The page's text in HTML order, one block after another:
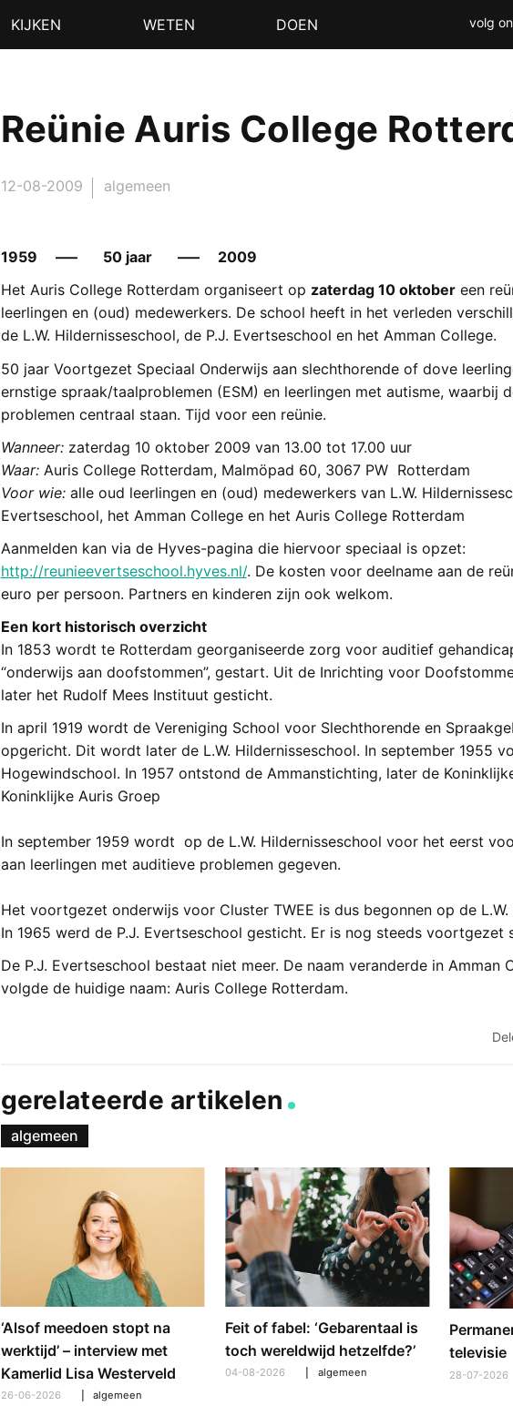
KIJKEN WETEN DOEN
volg
Reünie Auris College
12-08-2009 algemeen
1959 —– 50 jaar —– 2009
Het Auris College Rotterdam organiseert op zaterdag 10 oktobereen
leerlingen en (oud) medewerkers. De school heeft in het verleden
de L.W. Hildernisseschool, de P.J. Evertseschool en het Amman College.
50 jaar Voortgezet Speciaal Onderwijs aan slechthorende of dove
ernstige spraak/taalproblemen (ESM) en leerlingen met autisme, waarbij
problemen centraal staan. Tijd voor een reünie.
Wanneer:zaterdag 10 oktober 2009 van 13.00 tot 17.00 uur
Waar:Auris College Rotterdam, Malmöpad 60, 3067 PW Rotterdam
Voor wie:alle oud leerlingen en (oud) medewerkers van L.W.
Evertseschool, het Amman College en het Auris College Rotterdam
Aanmelden kan via de Hyves-pagina die hiervoor speciaal is opzet:
http://reunieevertseschool.hyves.nl/. De kosten voor deelname aan de
euro per persoon. Partners en kinderen zijn ook welkom.
Een kort historisch overzicht
In 1853 wordt te Rotterdam georganiseerde zorg voor auditief
“onderwijs aan doofstommen”, gestart. Uit de Inrichting voor
later het Rudolf Mees Instituut gesticht.
In april 1919 wordt de Vereniging School voor Slechthorende en
opgericht. Dit wordt later de L.W. Hildernisseschool. In september 1955
Hogewindschool. In 1957 ontstond de Ammanstichting, later de
Koninklijke Auris Groep
In september 1959 wordt op de L.W. Hildernisseschool voor het eerst
aan leerlingen met auditieve problemen gegeven.
Het voortgezet onderwijs voor Cluster TWEE is dus begonnen op de L.W.
In 1965 werd de P.J. Evertseschool gesticht. Er is nog steeds voortgezet
De P.J. Evertseschool bestaat niet meer. De naam veranderde in Amman
volgde de huidige naam: Auris College Rotterdam.
gerelateerde artikelen
algemeen
Feit of fabel: ‘Gebarentaal is
toch wereldwijd hetzelfde?’
04-08-2026 algemeen
televisie
28-07-2026
‘Alsof meedoen stopt na
werktijd’ – interview met
Kamerlid Lisa Westerveld
26-06-2026 algemeen